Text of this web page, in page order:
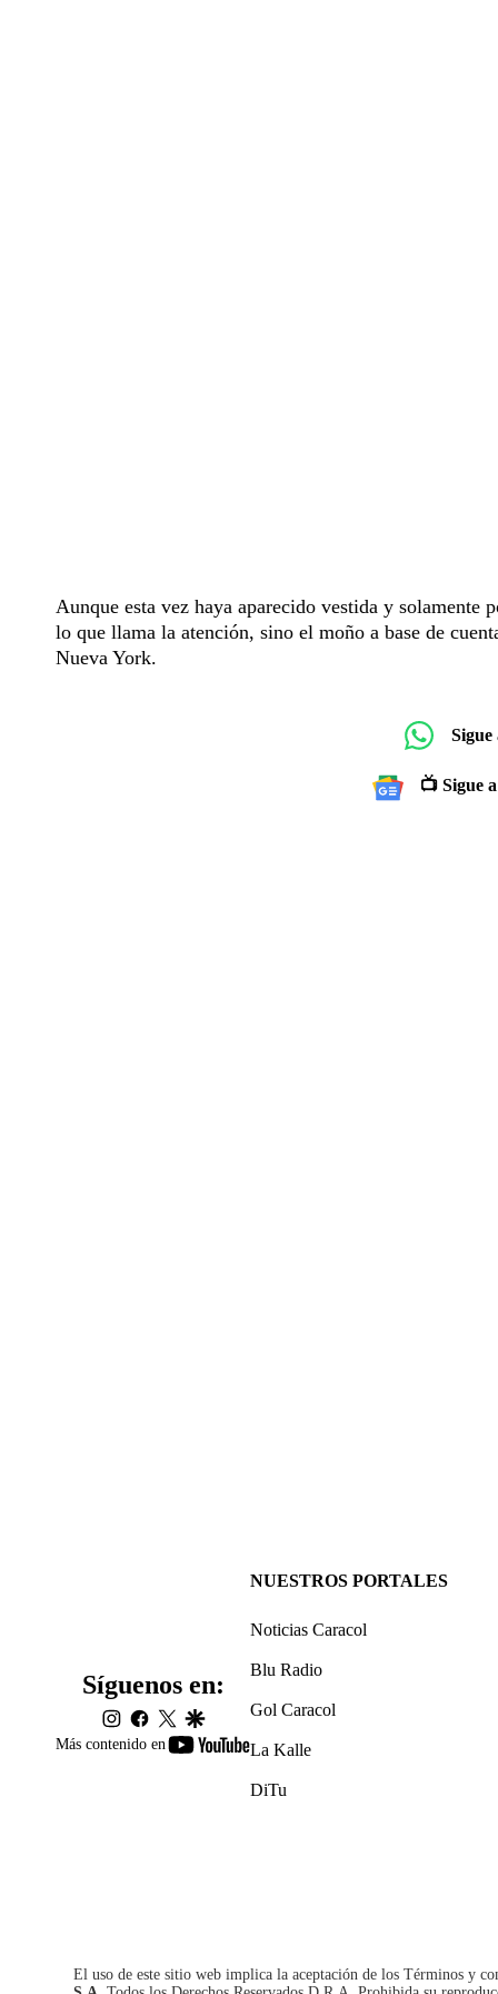
Aunque esta vez haya aparecido vestida y solamente
lo que llama la atención, sino el moño a base de
Nueva York.
📺 Sigue
Más contenido en
youtube-
Síguenos en:
instagram
facebook
twittergoogle
NUESTROS PORTALES
Noticias Caracol
Blu Radio
Gol Caracol
La Kalle
DiTu
El uso de este sitio web implica la aceptación de los Términos y